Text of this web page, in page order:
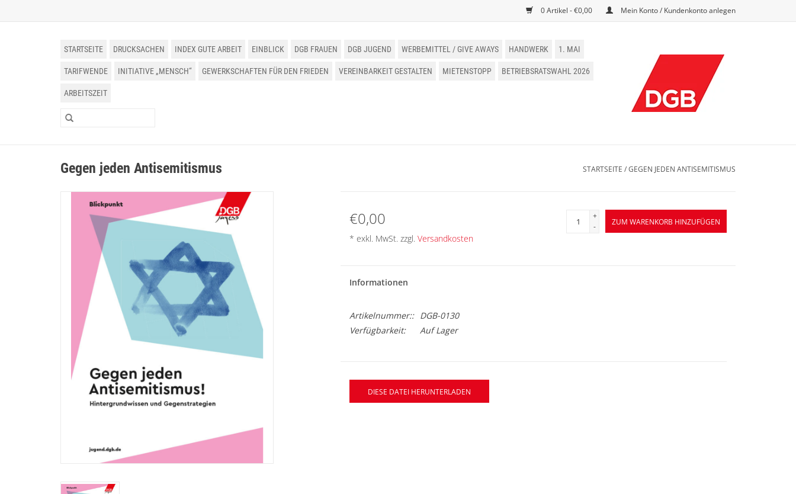
0 Artikel - €0,00 Mein Konto / Kundenkonto anlegen
STARTSEITE DRUCKSACHEN INDEX GUTE ARBEIT EINBLICK DGB FRAUEN DGB JUGEND WERBEMITTEL / GIVE AWAYS HANDWERK 1. MAI
TARIFWENDE INITIATIVE „MENSCH“ GEWERKSCHAFTEN FÜR DEN FRIEDEN VEREINBARKEIT GESTALTEN MIETENSTOPP BETRIEBSRATSWAHL 2026
ARBEITSZEIT
Gegen jeden Antisemitismus STARTSEITE /GEGEN JEDEN ANTISEMITISMUS
€0,00
* exkl. MwSt. zzgl. Versandkosten
+
-
ZUM WARENKORB HINZUFÜGEN
Informationen
Artikelnummer::
DGB-0130
Verfügbarkeit:
Auf Lager
DIESE DATEI HERUNTERLADEN